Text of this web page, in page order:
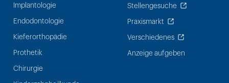
Implantologie
Endodontologie
Kieferorthopädie
Prothetik
Chirurgie
Stellengesuche
Praxismarkt
Verschiedenes
Anzeige aufgeben